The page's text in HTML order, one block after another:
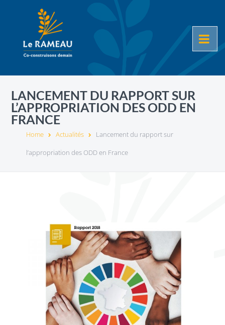
LANCEMENT DU RAPPORT SUR
L’APPROPRIATION DES ODD EN
FRANCE
Home Actualités
Lancement du rapport sur
l’appropriation des ODD en France